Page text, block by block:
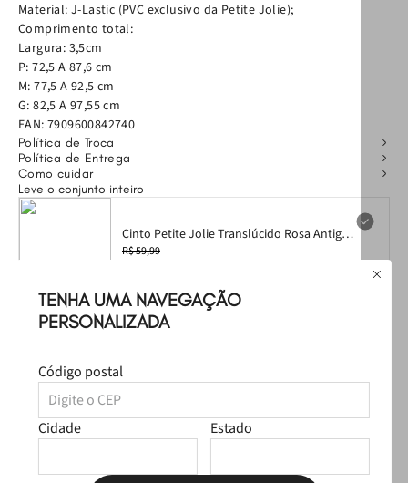
TENHA UMA NAVEGAÇÃO
PERSONALIZADA
Código postal
Cidade Estado
Material: J-Lastic (PVC exclusivo da Petite Jolie);
Comprimento total:
Largura: 3,5cm
P: 72,5 A 87,6 cm
M: 77,5 A 92,5 cm
G: 82,5 A 97,55 cm
EAN: 7909600842740
Política de Troca
Política de Entrega
Como cuidar
Leve o conjunto inteiro
Cinto Petite Jolie Translúcido Rosa Antigo
PJ20208 G
R$ 59,99
Selecione aqui
R$ 49,99